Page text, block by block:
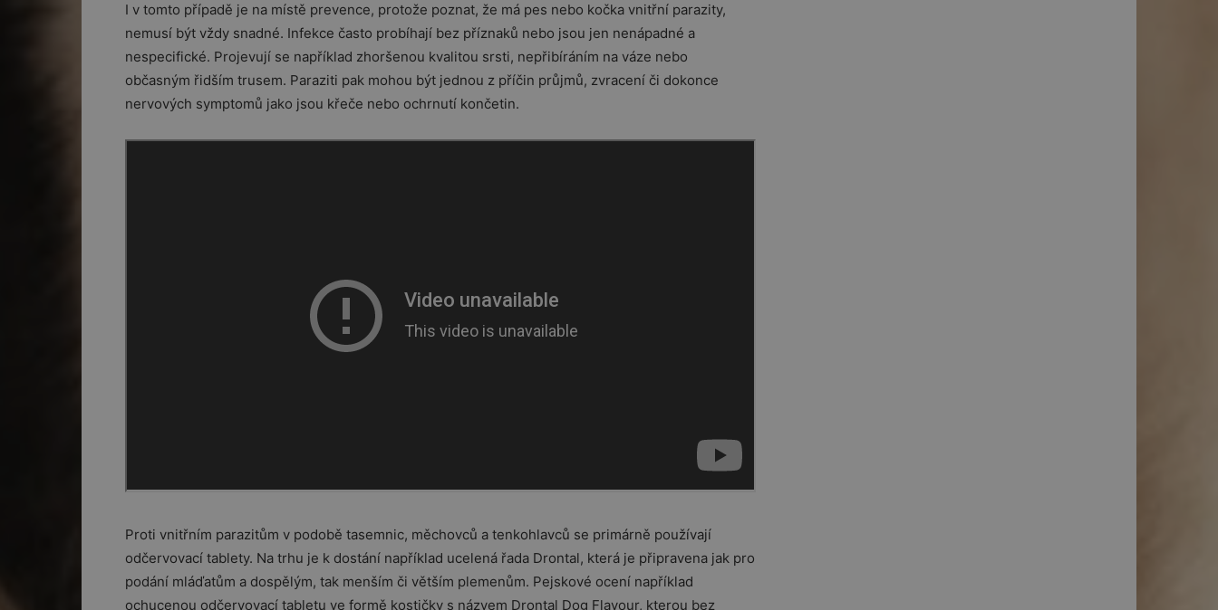
I v tomto případě je na místě prevence, protože poznat, že má pes nebo kočka vnitřní parazity,
nemusí být vždy snadné. Infekce často probíhají bez příznaků nebo jsou jen nenápadné a
nespecifické. Projevují se například zhoršenou kvalitou srsti, nepřibíráním na váze nebo
občasným řidším trusem. Paraziti pak mohou být jednou z příčin průjmů, zvracení či dokonce
nervových symptomů jako jsou křeče nebo ochrnutí končetin.
Proti vnitřním parazitům v podobě tasemnic, měchovců a tenkohlavců se primárně používají
odčervovací tablety. Na trhu je k dostání například ucelená řada Drontal, která je připravena jak pro
podání mláďatům a dospělým, tak menším či větším plemenům. Pejskové ocení například
ochucenou odčervovací tabletu ve formě kostičky s názvem Drontal Dog Flavour, kterou bez